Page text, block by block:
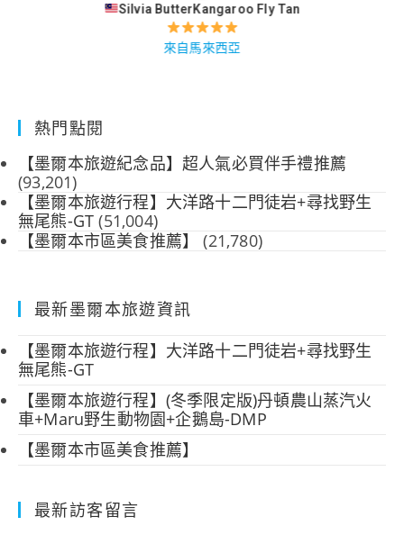
Silvia ButterKangaroo Fly Tan
來自馬來西亞
熱門點閱
【墨爾本旅遊紀念品】超人氣必買伴手禮推薦
(93,201)
【墨爾本旅遊行程】大洋路十二門徒岩+尋找野生
無尾熊-GT (51,004)
【墨爾本市區美食推薦】
(21,780)
最新墨爾本旅遊資訊
【墨爾本旅遊行程】大洋路十二門徒岩+尋找野生
無尾熊-GT
【墨爾本旅遊行程】(冬季限定版)丹頓農山蒸汽火
車+Maru野生動物園+企鵝島-DMP
【墨爾本市區美食推薦】
最新訪客留言